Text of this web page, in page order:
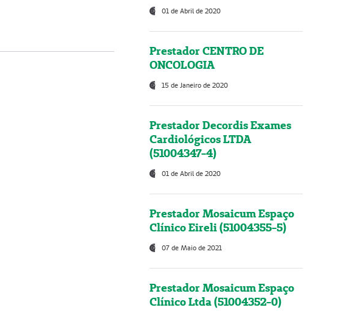
01 de Abril de 2020
Prestador CENTRO DE
ONCOLOGIA
15 de Janeiro de 2020
Prestador Decordis Exames
Cardiológicos LTDA
(51004347-4)
01 de Abril de 2020
Prestador Mosaicum Espaço
Clínico Eireli (51004355-5)
07 de Maio de 2021
Prestador Mosaicum Espaço
Clínico Ltda (51004352-0)